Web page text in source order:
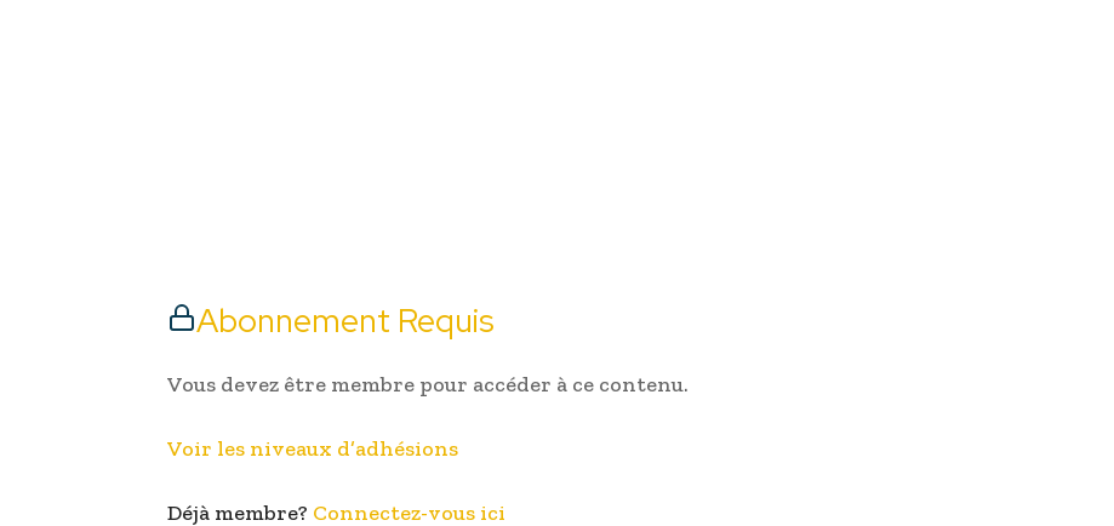
Abonnement Requis
Vous devez être membre pour accéder à ce contenu.
Voir les niveaux d’adhésions
Déjà membre? Connectez-vous ici